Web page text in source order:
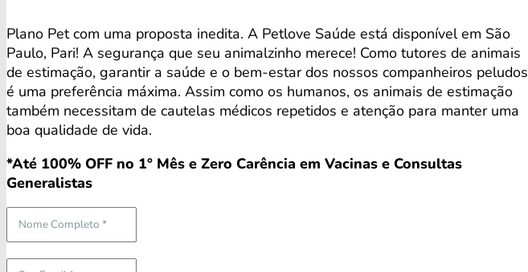
Plano Pet com uma proposta inedita. A Petlove Saúde está disponível em São
Paulo, Pari! A segurança que seu animalzinho merece! Como tutores de animais
de estimação, garantir a saúde e o bem-estar dos nossos companheiros peludos
é uma preferência máxima. Assim como os humanos, os animais de estimação
também necessitam de cautelas médicos repetidos e atenção para manter uma
boa qualidade de vida.
*Até 100% OFF no 1° Mês e Zero Carência em Vacinas e Consultas
Generalistas